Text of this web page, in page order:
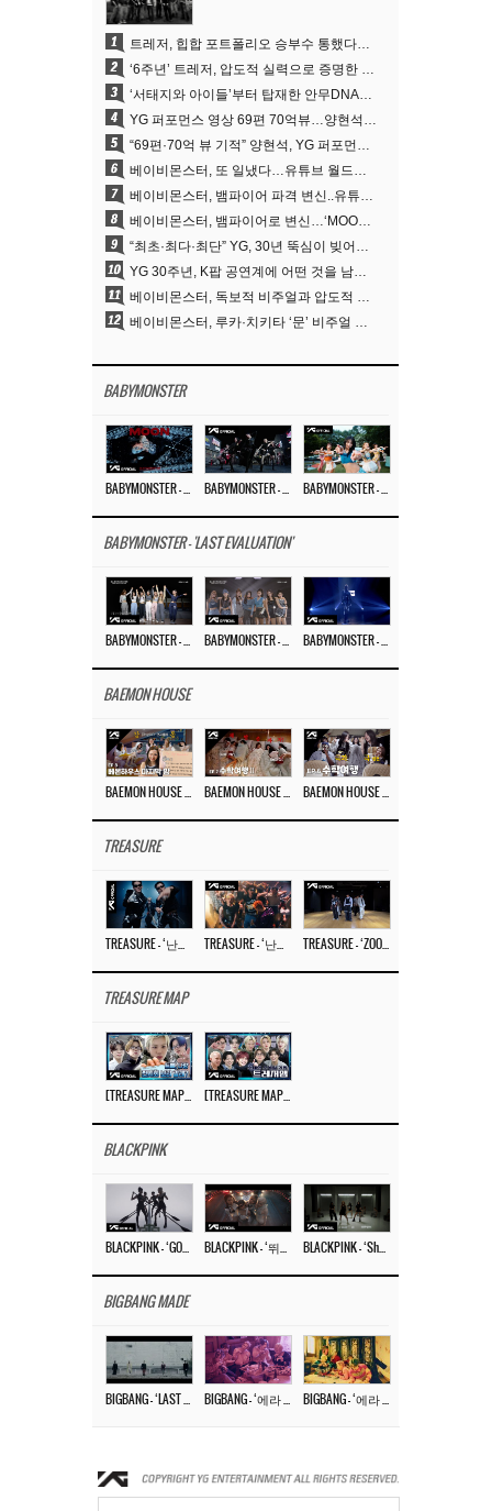
1 트레저, 힙합 포트폴리오 승부수 통했다…데뷔 6주년 새 도약
2 ‘6주년’ 트레저, 압도적 실력으로 증명한 ‘YG의 보물’ 진가
3 ‘서태지와 아이들’부터 탑재한 안무DNA…양현석, YG 퍼포먼스 비디오 70억 뷰 신화의 시작
4 YG 퍼포먼스 영상 69편 70억뷰…양현석 제작 철학 통했다
5 “69편·70억 뷰 기적” 양현석, YG 퍼포먼스 비디오 100% 직접 만든 이유
6 베이비몬스터, 또 일냈다…유튜브 월드와이드 1위
7 베이비몬스터, 뱀파이어 파격 변신..유튜브 트렌딩 1위 직행
8 베이비몬스터, 뱀파이어로 변신…‘MOON’으로 찍은 3개월 프로젝트
9 “최초·최다·최단” YG, 30년 뚝심이 빚어낸 K팝 투어의 새 지평
10 YG 30주년, K팝 공연계에 어떤 것을 남겼나
11 베이비몬스터, 독보적 비주얼과 압도적 소화력..’MOON’
12 베이비몬스터, 루카·치키타 ‘문’ 비주얼 공개…절제된 카리스마·유니크 비주얼
BABYMONSTER
BABYMONSTER - 'LAST EVALUATION'
BAEMON HOUSE
TREASURE
TREASURE MAP
BLACKPINK
BIGBANG MADE